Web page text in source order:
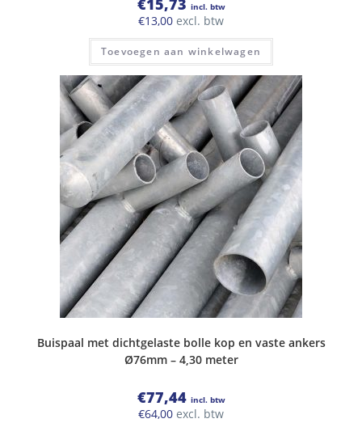
incl. btw
€13,00 excl. btw
Toevoegen aan winkelwagen
Buispaal met dichtgelaste bolle kop en vaste ankers
Ø76mm – 4,30 meter
€77,44 incl. btw
€64,00 excl. btw